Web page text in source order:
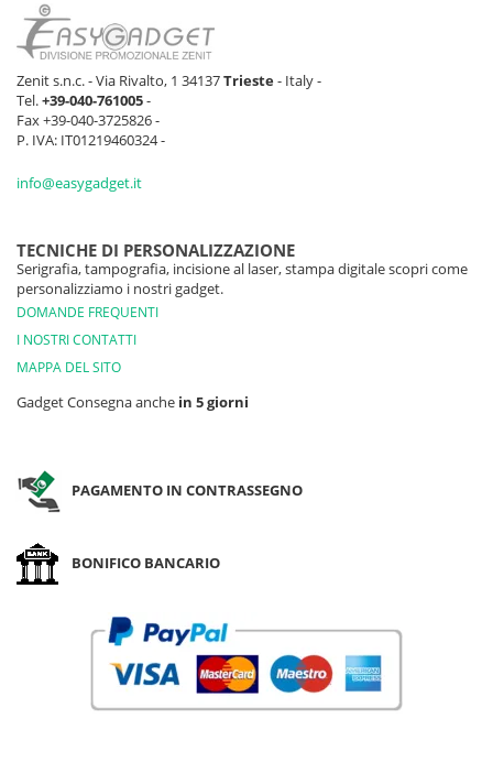
Zenit s.n.c. - Via Rivalto, 1 34137Trieste- Italy -
Tel.+39-040-761005-
Fax +39-040-3725826 -
P. IVA: IT01219460324 -
info@easygadget.it
TECNICHE DI PERSONALIZZAZIONE
Serigrafia, tampografia, incisione al laser, stampa digitale scopri come
personalizziamo i nostri gadget.
DOMANDE FREQUENTI
I NOSTRI CONTATTI
MAPPA DEL SITO
Gadget Consegna anche in 5 giorni
PAGAMENTO IN CONTRASSEGNO
BONIFICO BANCARIO